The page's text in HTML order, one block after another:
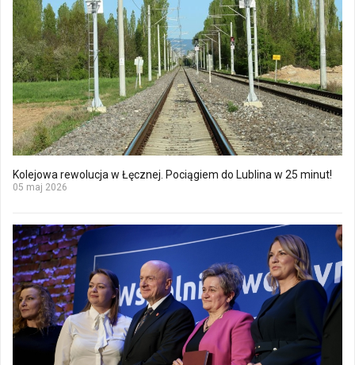
Kolejowa rewolucja w Łęcznej. Pociągiem do Lublina w 25 minut!
05 maj 2026